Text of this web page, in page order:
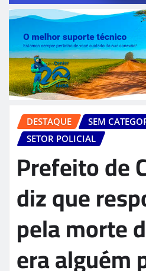
DESTAQUE
SEM
SETOR POLICIAL
Prefeito de
diz que
pela morte
era alguém